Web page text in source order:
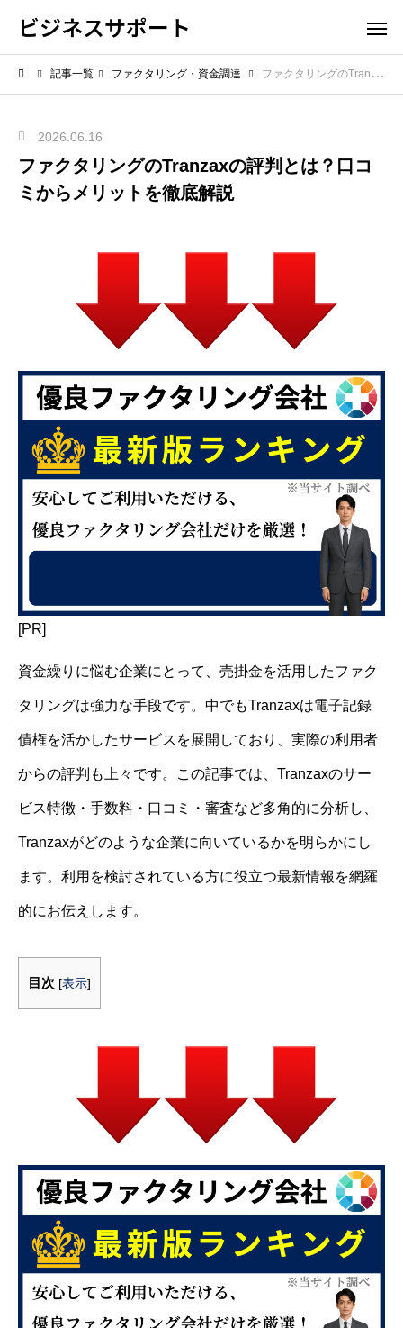
ビジネスサポート
記事一覧 ファクタリング・資金調達 ファクタリングのTranzaxの評判とは？口コミからメリットを徹底解説
2026.06.16
ファクタリングのTranzaxの評判とは？口コ
ミからメリットを徹底解説
[PR]
資金繰りに悩む企業にとって、売掛金を活用したファク
タリングは強力な手段です。中でもTranzaxは電子記録
債権を活かしたサービスを展開しており、実際の利用者
からの評判も上々です。この記事では、Tranzaxのサー
ビス特徴・手数料・口コミ・審査など多角的に分析し、
Tranzaxがどのような企業に向いているかを明らかにし
ます。利用を検討されている方に役立つ最新情報を網羅
的にお伝えします。
目次 [表示]